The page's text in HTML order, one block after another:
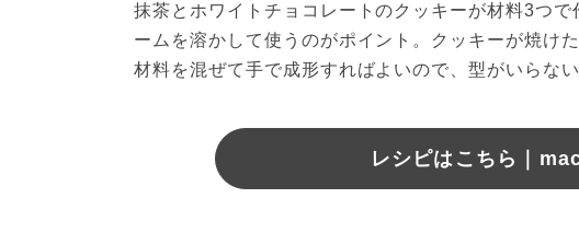
抹茶とホワイトチョコレートのクッキーが材料3つ
ームを溶かして使うのがポイント。クッキーが焼け
材料を混ぜて手で成形すればよいので、型がいらな
レシピはこちら｜